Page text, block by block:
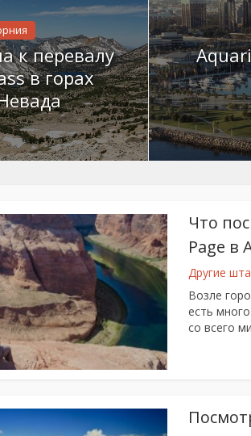
к перевалу
в горах
Что
Page в
Другие
Возле
есть
со всего